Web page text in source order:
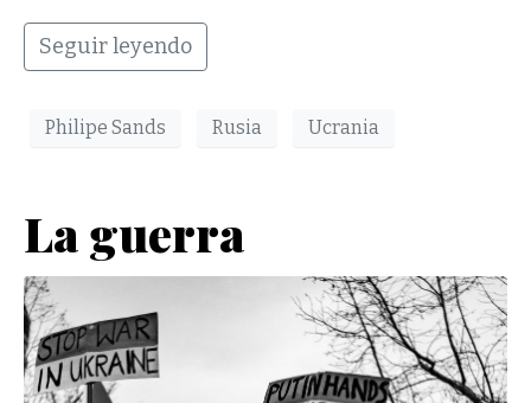
Seguir leyendo
Philipe Sands Rusia Ucrania
La guerra